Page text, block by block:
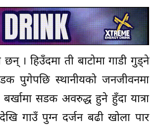
। हिउँदमा ती बाटोमा गाडी गुड्ने
पुगेपछि स्थानीयको जनजीवनमा
सडक अवरुद्ध हुने हुँदा यात्रा
गाउँ पुग्न दर्जन बढी खोला पार